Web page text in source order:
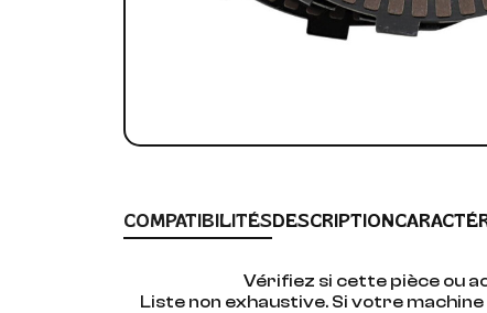
COMPATIBILITÉSDESCRIPTION
Vérifiez si cette pièce ou
Liste non exhaustive. Si votre